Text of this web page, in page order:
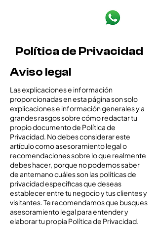
Política de Privacidad
Aviso legal
Las explicaciones e información
proporcionadas en esta página son solo
explicaciones e información generales y a
grandes rasgos sobre cómo redactar tu
propio documento de Política de
Privacidad. No debes considerar este
artículo como asesoramiento legal o
recomendaciones sobre lo que realmente
debes hacer, porque no podemos saber
de antemano cuáles son las políticas de
privacidad específicas que deseas
establecer entre tu negocio y tus clientes y
visitantes. Te recomendamos que busques
asesoramiento legal para entender y
elaborar tu propia Política de Privacidad.